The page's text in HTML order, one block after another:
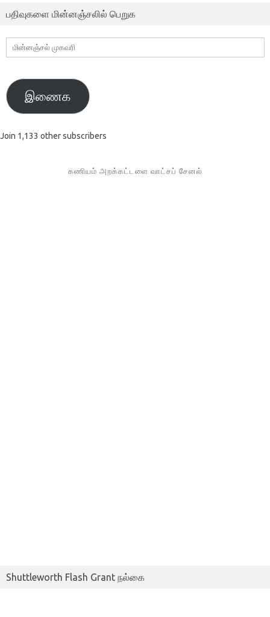
பதிவுகளை மின்னஞ்சலில் பெறுக
மின்னஞ்சல்
முகவரி
இணைக
Join 1,133 other subscribers
கணியம் அறக்கட்டளை வாட்சப் சேனல்
Shuttleworth Flash Grant நல்கை